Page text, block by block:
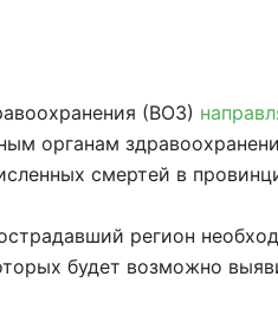
(ВОЗ)
органам
смертей в
регион
будет возможно